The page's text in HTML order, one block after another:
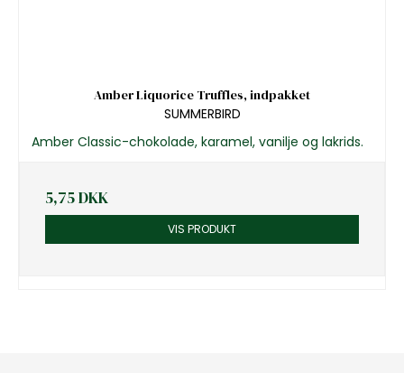
Amber Liquorice Truffles, indpakket
SUMMERBIRD
Amber Classic-chokolade, karamel, vanilje og lakrids.
5,75 DKK
VIS PRODUKT